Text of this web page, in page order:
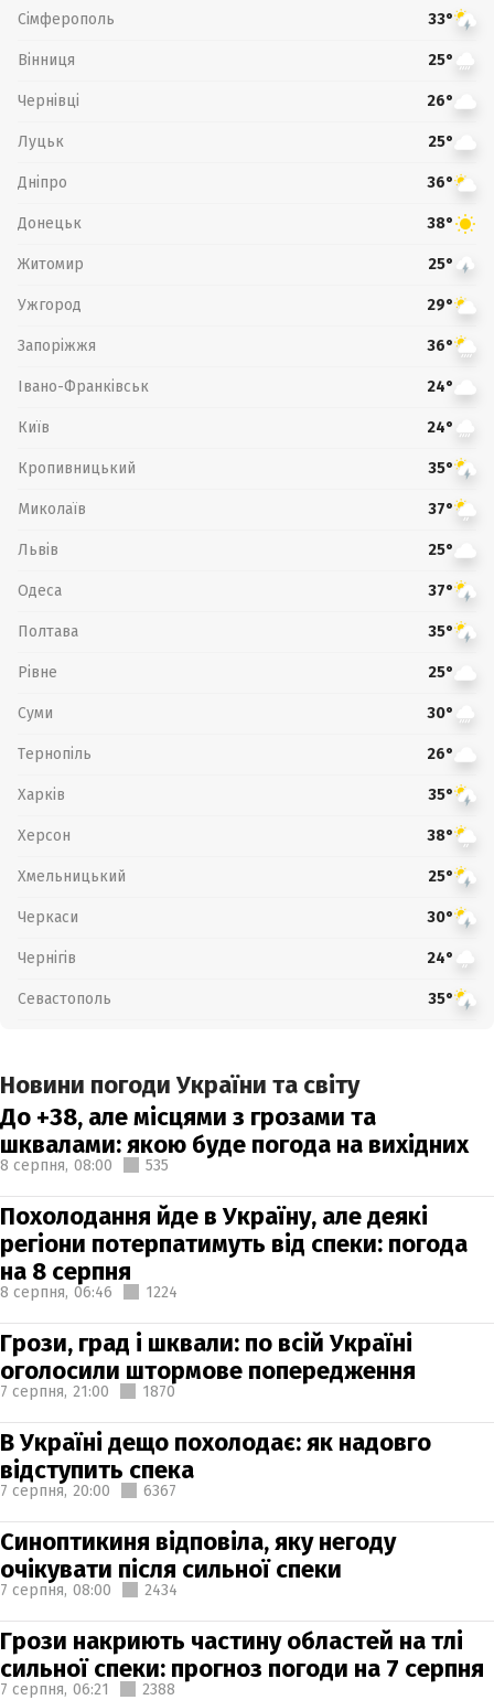
Сімферополь 33°
Вінниця 25°
Чернівці 26°
Луцьк 25°
Дніпро 36°
Донецьк 38°
Житомир 25°
Ужгород 29°
Запоріжжя 36°
Івано-Франківськ 24°
Київ 24°
Кропивницький 35°
Миколаїв 37°
Львів 25°
Одеса 37°
Полтава 35°
Рівне 25°
Суми 30°
Тернопіль 26°
Харків 35°
Херсон 38°
Хмельницький 25°
Черкаси 30°
Чернігів 24°
Севастополь 35°
Новини погоди України та світу
До +38, але місцями з грозами та
шквалами: якою буде погода на вихідних
8 серпня, 08:00 535
Похолодання йде в Україну, але деякі
регіони потерпатимуть від спеки: погода
на 8 серпня
8 серпня, 06:46 1224
Грози, град і шквали: по всій Україні
оголосили штормове попередження
7 серпня, 21:00 1870
В Україні дещо похолодає: як надовго
відступить спека
7 серпня, 20:00 6367
Синоптикиня відповіла, яку негоду
очікувати після сильної спеки
7 серпня, 08:00 2434
Грози накриють частину областей на тлі
сильної спеки: прогноз погоди на 7 серпня
7 серпня, 06:21 2388